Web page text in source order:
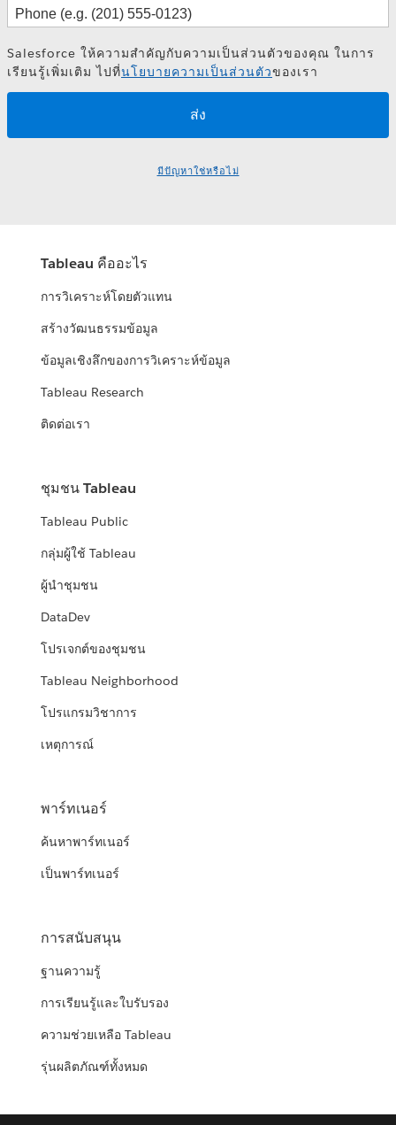
Salesforce ให้ความสำคัญกับความเป็นส่วนตัวของคุณ ในการ
เรียนรู้เพิ่มเติม ไปที่นโยบายความเป็นส่วนตัวของเรา
มีปัญหาใช่หรือไม่
Tableau คืออะไร
การวิเคราะห์โดยตัวแทน
สร้างวัฒนธรรมข้อมูล
ข้อมูลเชิงลึกของการวิเคราะห์ข้อมูล
Tableau Research
ติดต่อเรา
ชุมชน Tableau
Tableau Public
กลุ่มผู้ใช้ Tableau
ผู้นำชุมชน
DataDev
โปรเจกต์ของชุมชน
Tableau Neighborhood
โปรแกรมวิชาการ
เหตุการณ์
พาร์ทเนอร์
ค้นหาพาร์ทเนอร์
เป็นพาร์ทเนอร์
การสนับสนุน
ฐานความรู้
การเรียนรู้และใบรับรอง
ความช่วยเหลือ Tableau
รุ่นผลิตภัณฑ์ทั้งหมด